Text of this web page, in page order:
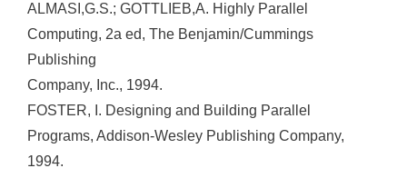
ALMASI,G.S.; GOTTLIEB,A. Highly Parallel
Computing, 2a ed, The Benjamin/Cummings
Publishing
Company, Inc., 1994.
FOSTER, I. Designing and Building Parallel
Programs, Addison-Wesley Publishing Company,
1994.